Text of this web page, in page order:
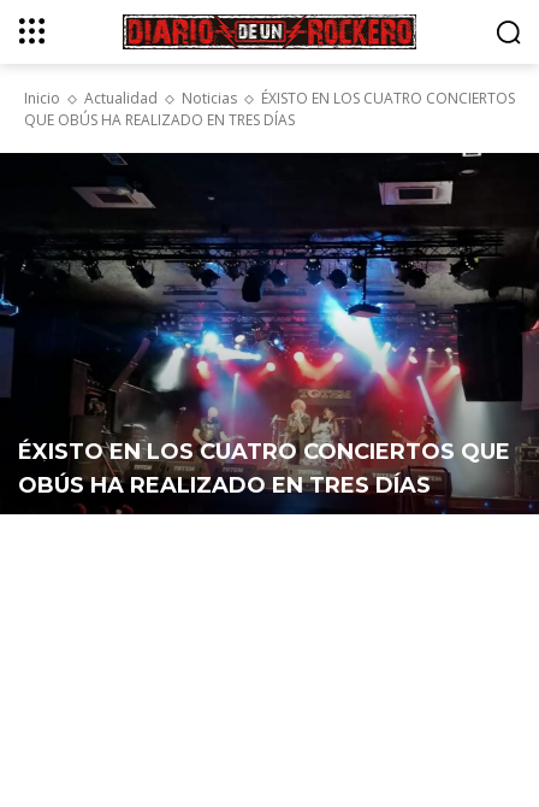
Inicio Actualidad Noticias
ÉXISTO EN LOS CUATRO CONCIERTOS
QUE OBÚS HA REALIZADO EN TRES DÍAS
ÉXISTO EN LOS CUATRO CONCIERTOS QUE
OBÚS HA REALIZADO EN TRES DÍAS